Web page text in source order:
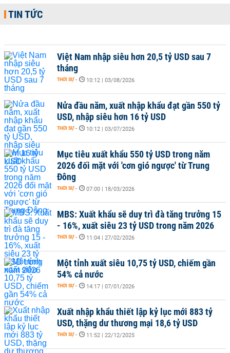
TIN TỨC
Việt Nam nhập siêu hơn 20,5 tỷ USD sau 7
tháng
THỜI SỰ - 10:12 | 03/08/2026
Nửa đầu năm, xuất nhập khẩu đạt gần 550 tỷ
USD, nhập siêu hơn 16 tỷ USD
THỜI SỰ - 10:12 | 03/07/2026
Mục tiêu xuất khẩu 550 tỷ USD trong năm
2026 đối mặt với 'cơn gió ngược' từ Trung
Đông
THỜI SỰ - 07:00 | 18/03/2026
MBS: Xuất khẩu sẽ duy trì đà tăng trưởng 15
- 16%, xuất siêu 23 tỷ USD trong năm 2026
THỜI SỰ - 11:04 | 27/02/2026
Một tỉnh xuất siêu 10,75 tỷ USD, chiếm gần
54% cả nước
THỜI SỰ - 14:17 | 07/01/2026
Xuất nhập khẩu thiết lập kỷ lục mới 883 tỷ
USD, thặng dư thương mại 18,6 tỷ USD
THỜI SỰ - 11:52 | 22/12/2025